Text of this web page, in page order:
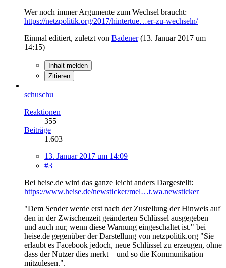
Wer noch immer Argumente zum Wechsel braucht:
https://netzpolitik.org/2017/hintertue…er-zu-wechseln/
Einmal editiert, zuletzt von Badener(13. Januar 2017 um
14:15)
Inhalt melden
Zitieren
schuschu
Reaktionen
355
Beiträge
1.603
13. Januar 2017 um 14:09
#3
Bei heise.de wird das ganze leicht anders Dargestellt:
https://www.heise.de/newsticker/mel…t.wa.newsticker
"Dem Sender werde erst nach der Zustellung der Hinweis auf
den in der Zwischenzeit geänderten Schlüssel ausgegeben
und auch nur, wenn diese Warnung eingeschaltet ist." bei
heise.de gegenüber der Darstellung von netzpolitik.org "Sie
erlaubt es Facebook jedoch, neue Schlüssel zu erzeugen, ohne
dass der Nutzer dies merkt – und so die Kommunikation
mitzulesen.".